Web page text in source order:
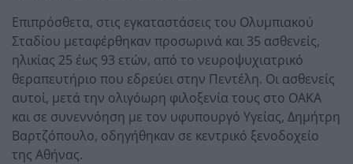
Επιπρόσθετα, στις εγκαταστάσεις του Ολυμπιακού
Σταδίου μεταφέρθηκαν προσωρινά και 35 ασθενείς,
ηλικίας 25 έως 93 ετών, από το νευροψυχιατρικό
θεραπευτήριο που εδρεύει στην Πεντέλη. Οι ασθενείς
αυτοί, μετά την ολιγόωρη φιλοξενία τους στο ΟΑΚΑ
και σε συνεννόηση με τον υφυπουργό Υγείας, Δημήτρη
Βαρτζόπουλο, οδηγήθηκαν σε κεντρικό ξενοδοχείο
της Αθήνας.